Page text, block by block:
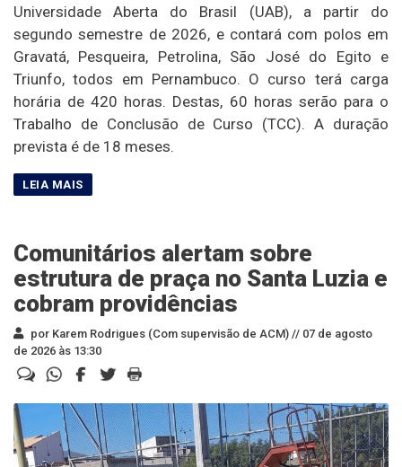
Universidade Aberta do Brasil (UAB), a partir do
segundo semestre de 2026, e contará com polos em
Gravatá, Pesqueira, Petrolina, São José do Egito e
Triunfo, todos em Pernambuco. O curso terá carga
horária de 420 horas. Destas, 60 horas serão para o
Trabalho de Conclusão de Curso (TCC). A duração
prevista é de 18 meses.
Comunitários alertam sobre
estrutura de praça no Santa Luzia e
cobram providências
por Karem Rodrigues (Com supervisão de ACM) // 07 de agosto
de 2026 às 13:30